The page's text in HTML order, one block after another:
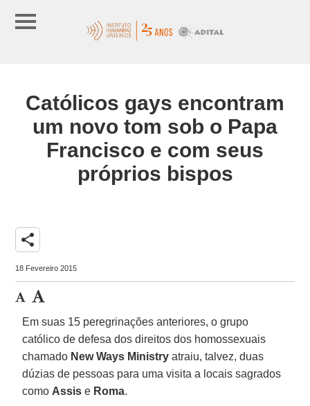
Católicos gays encontram
um novo tom sob o Papa
Francisco e com seus
próprios bispos
share
18 Fevereiro 2015
Em suas 15 peregrinações anteriores, o grupo
católico de defesa dos direitos dos homossexuais
chamado New Ways Ministry atraiu, talvez, duas
dúzias de pessoas para uma visita a locais sagrados
como Assis e Roma.